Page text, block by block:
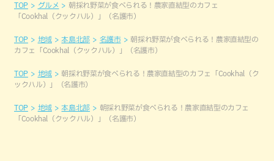
TOP グルメ
朝採れ野菜が食べられる！農家直結型のカフェ
「Cookhal（クックハル）」（名護市）
TOP 地域 本島北部 名護市
朝採れ野菜が食べられる！農家直結型の
カフェ「Cookhal（クックハル）」（名護市）
TOP 地域
朝採れ野菜が食べられる！農家直結型のカフェ「Cookhal（ク
ックハル）」（名護市）
TOP 地域 本島北部
朝採れ野菜が食べられる！農家直結型のカフェ
「Cookhal（クックハル）」（名護市）